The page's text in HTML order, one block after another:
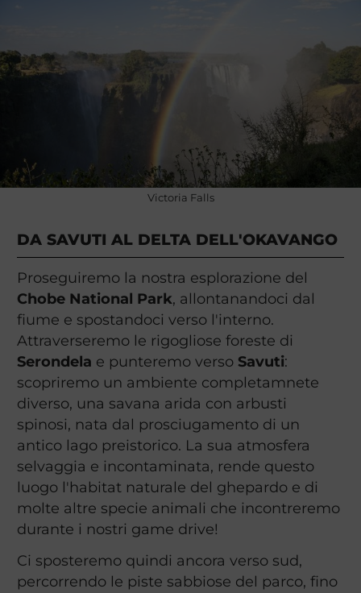
Victoria Falls
DA SAVUTI AL DELTA DELL'OKAVANGO
Proseguiremo la nostra esplorazione del
Chobe National Park, allontanandoci dal
fiume e spostandoci verso l'interno.
Attraverseremo le rigogliose foreste di
Serondela e punteremo verso Savuti:
scopriremo un ambiente completamnete
diverso, una savana arida con arbusti
spinosi, nata dal prosciugamento di un
antico lago preistorico. La sua atmosfera
selvaggia e incontaminata, rende questo
luogo l'habitat naturale del ghepardo e di
molte altre specie animali che incontreremo
durante i nostri game drive!
Ci sposteremo quindi ancora verso sud,
percorrendo le piste sabbiose del parco, fino